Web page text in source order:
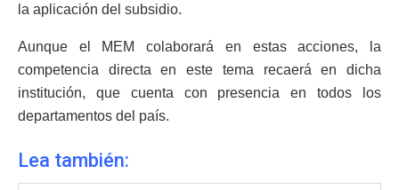
la aplicación del subsidio.
Aunque el MEM colaborará en estas acciones, la
competencia directa en este tema recaerá en dicha
institución, que cuenta con presencia en todos los
departamentos del país.
Lea también: